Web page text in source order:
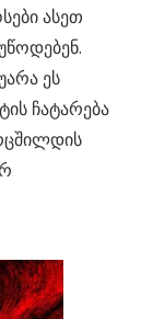
ასეთ
ეს
ჩატარება